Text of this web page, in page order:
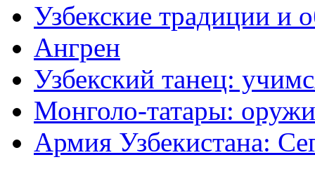
Узбекские традиции и
Ангрен
Узбекский танец:
Монголо-татары:
Армия Узбекистана: